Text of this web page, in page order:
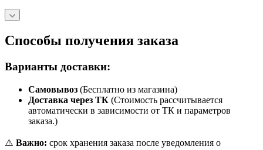
Способы получения заказа
Варианты доставки:
Самовывоз (Бесплатно из магазина)
Доставка через ТК (Стоимость рассчитывается
автоматически в зависимости от ТК и параметров
заказа.)
⚠️ Важно: срок хранения заказа после уведомления о